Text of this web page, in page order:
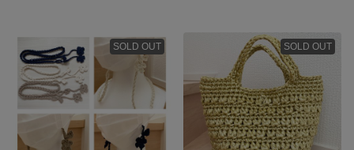
SOLD OUT SOLD OUT